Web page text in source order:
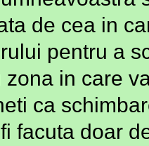
de cea in
pentru a
in care
ca
facuta doar